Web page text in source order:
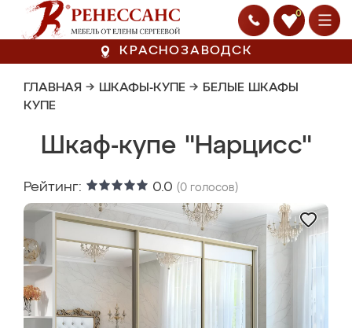
0
КРАСНОЗАВОДСК
ГЛАВНАЯ → ШКАФЫ-КУПЕ → БЕЛЫЕ ШКАФЫ
КУПЕ
Шкаф-купе "Нарцисс"
Рейтинг: 0.0 (0 голосов)